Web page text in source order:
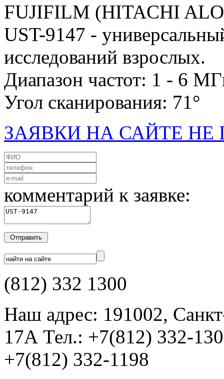
FUJIFILM (HITACHI
UST-9147 -
исследований взрослых.
Диапазон частот: 1 - 6
Угол сканирования: 71°
ЗАЯВКИ НА САЙТЕ
комментарий к заявке:
(812) 332 1300
Наш адрес: 191002,
17А Тел.: +7(812) 332-
+7(812) 332-1198